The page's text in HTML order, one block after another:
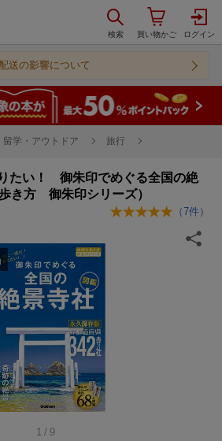
送の影響について
留学・アウトドア 旅行
たい！ 御朱印でめぐる全国の絶
き方 御朱印シリーズ）
（7件）
1 / 9